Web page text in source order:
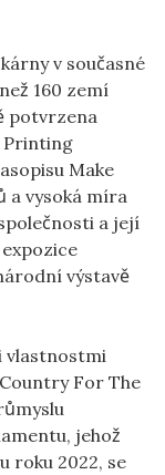
v současné
160 zemí
potvrzena
Printing
Make
a vysoká míra
a její
výstavě
vlastnostmi
For The
jehož
roku 2022, se